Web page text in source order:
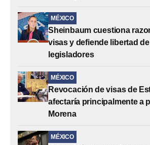
MÉXICO
Sheinbaum cuestiona
visas y defiende libertad
legisladores
MÉXICO
Revocación de visas de
afectaría principalmente a
Morena
MÉXICO